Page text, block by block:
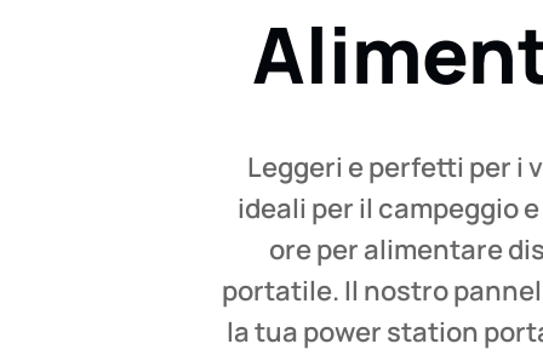
Leggeri e perfetti per i
ideali per il campeggio
ore per alimentare
portatile. Il nostro
la tua power station